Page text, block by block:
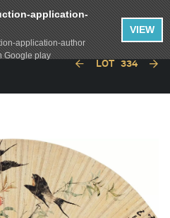
LOT 334
application-
application-author
Google play
VIEW